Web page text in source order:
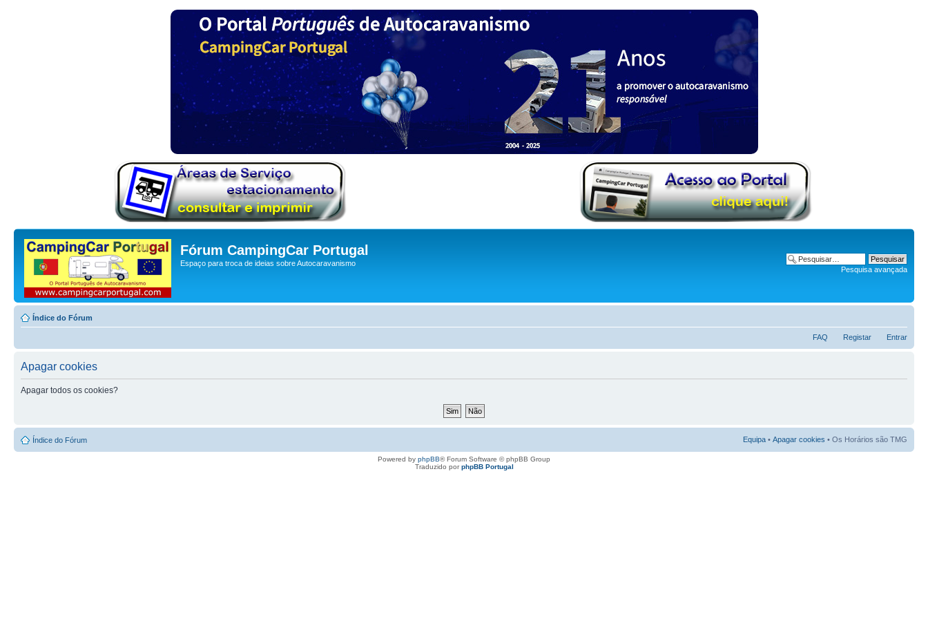
Fórum CampingCar Portugal
Espaço para troca de ideias sobre Autocaravanismo
Pesquisa avançada
Índice do Fórum
FAQ Registar Entrar
Apagar cookies
Apagar todos os cookies?
Índice do Fórum Equipa • Apagar cookies • Os Horários são TMG
Powered by phpBB® Forum Software © phpBB Group
Traduzido porphpBB Portugal